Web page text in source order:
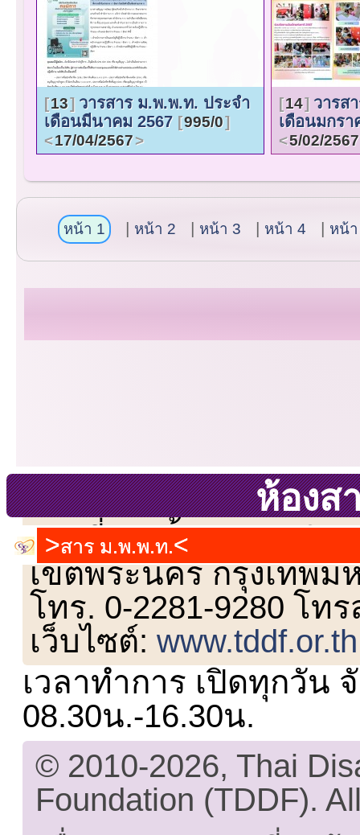
13
วารสาร ม.พ.พ.ท. ประจำ
เดือนมีนาคม 2567
995/0
17/04/2567
14
วารส
เดือนมกร
5/02/2567
หน้า 1 หน้า 2 หน้า 3 หน้า 4 หน้
ห้องส
สาร ม.พ.พ.ท.
เลขที่ 23 ชั้น 2 ถนนวิ
เขตพระนคร กรุงเทพม
โทร. 0-2281-9280 โท
เว็บไซต์:www.tddf.or.th
เวลาทำการ เปิดทุกวัน
08.30น.-16.30น.
© 2010-2026, Thai
Foundation (TDDF).